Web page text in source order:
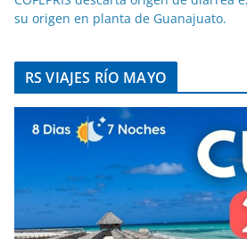
su origen en planta de Guanajuato.
RS VIAJES RÍO MAYO